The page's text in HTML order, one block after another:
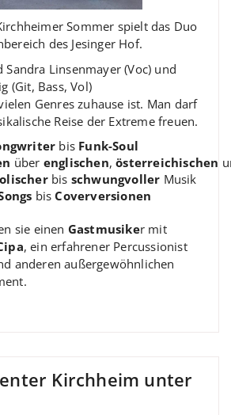
Sommer spielt das Duo
des Jesinger Hof.
Sandra Linsenmayer (Voc) und
(Git, Bass, Vol)
Genres zuhause ist. Man darf
Reise der Extreme freuen.
bis Funk-Soul
über englischen,österreichischen
bis schwungvoller Musik
bisCoverversionen
sie einen Gastmusiker mit
, ein erfahrener Percussionist
anderen außergewöhnlichen
Kirchheim unter